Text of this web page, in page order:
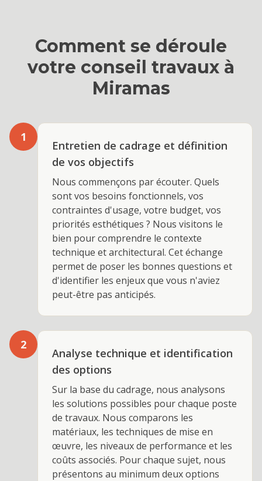
Comment se déroule
votre conseil travaux à
Miramas
1
Entretien de cadrage et définition
de vos objectifs
Nous commençons par écouter. Quels
sont vos besoins fonctionnels, vos
contraintes d'usage, votre budget, vos
priorités esthétiques ? Nous visitons le
bien pour comprendre le contexte
technique et architectural. Cet échange
permet de poser les bonnes questions et
d'identifier les enjeux que vous n'aviez
peut-être pas anticipés.
2
Analyse technique et identification
des options
Sur la base du cadrage, nous analysons
les solutions possibles pour chaque poste
de travaux. Nous comparons les
matériaux, les techniques de mise en
œuvre, les niveaux de performance et les
coûts associés. Pour chaque sujet, nous
présentons au minimum deux options